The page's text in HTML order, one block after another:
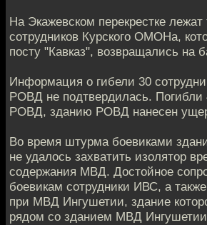
На Экажевском перекрестке
сотрудников Курского ОМОНа,
посту "Кавказ", возвращались на
Информация о гибели 30
РОВД не подтвердилась. Погибли
РОВД, зданию РОВД нанесен
Во время штурма боевиками
не удалось захватить изолятор
содержания МВД. Достойное
боевикам сотрудники ИВС, а
при МВД Ингушетии, здание
рядом со зданием МВД